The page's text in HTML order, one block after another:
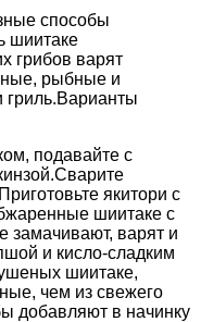
способы
шиитаке
грибов варят
рыбные и
гриль.Варианты
подавайте с
якитори с
шиитаке с
замачивают, варят и
и кисло-сладким
шиитаке,
чем из свежего
добавляют в начинку